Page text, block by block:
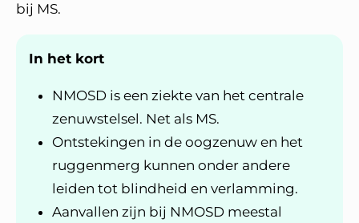
bij MS.
In het kort
NMOSD is een ziekte van het centrale
zenuwstelsel. Net als MS.
Ontstekingen in de oogzenuw en het
ruggenmerg kunnen onder andere
leiden tot blindheid en verlamming.
Aanvallen zijn bij NMOSD meestal